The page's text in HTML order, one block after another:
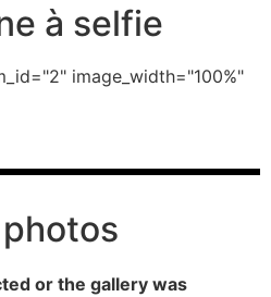
à selfie
image_width="100%"
or the gallery was